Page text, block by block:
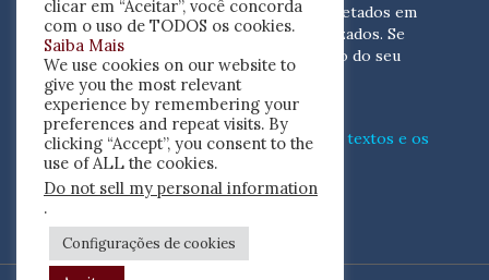
As resenhas, dossiês e sumários são coletados em
periódicos acadêmicos e sites especializados. Se
você tem interesse em divulgar o acervo do seu
periódico, escreva para nós
(contato@resenhacritica.com.br)
Conheça omodocomo processamos os textos e os
índicesdisponibilizados neste blog.
ISSN 2764-0302
clicar em “Aceitar”, você concorda
com o uso de TODOS os cookies.
Saiba Mais
We use cookies on our website to
give you the most relevant
experience by remembering your
preferences and repeat visits. By
clicking “Accept”, you consent to the
use of ALL the cookies.
Do not sell my personal information
.
Configurações de cookies